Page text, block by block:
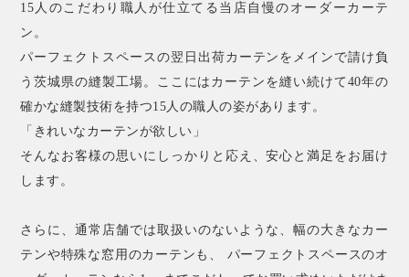
15人のこだわり職人が仕立てる当店自慢のオーダーカーテ
ン。
パーフェクトスペースの翌日出荷カーテンをメインで請け負
う茨城県の縫製工場。ここにはカーテンを縫い続けて40年の
確かな縫製技術を持つ15人の職人の姿があります。
「きれいなカーテンが欲しい」
そんなお客様の思いにしっかりと応え、安心と満足をお届け
します。
さらに、通常店舗では取扱いのないような、幅の大きなカー
テンや特殊な窓用のカーテンも、 パーフェクトスペースのオ